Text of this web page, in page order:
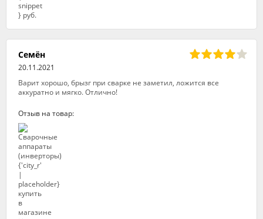
Семён
20.11.2021
Варит хорошо, брызг при сварке не заметил, ложится все
аккуратно и мягко. Отлично!
Отзыв на товар: